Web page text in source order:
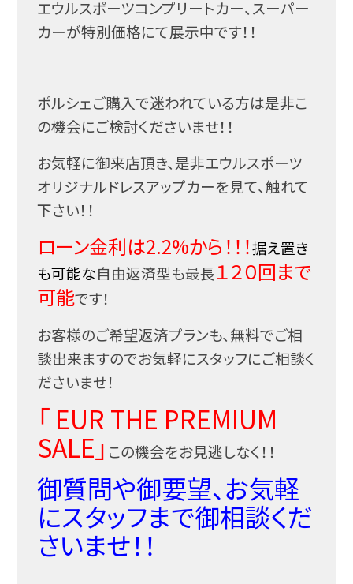
エウルスポーツコンプリートカー、スーパー
カーが特別価格にて展示中です！！
ポルシェご購入で迷われている方は是非こ
の機会にご検討くださいませ！！
お気軽に御来店頂き、是非エウルスポーツ
オリジナルドレスアップカーを見て、触れて
下さい！！
ローン金利は2.2%から！！！据え置き
も可能な自由返済型も最長１２０回まで
可能です！
お客様のご希望返済プランも、無料でご相
談出来ますのでお気軽にスタッフにご相談く
ださいませ！
「 EUR THE PREMIUM
SALE」 この機会をお見逃しなく！！
御質問や御要望、お気軽
にスタッフまで御相談くだ
さいませ！！